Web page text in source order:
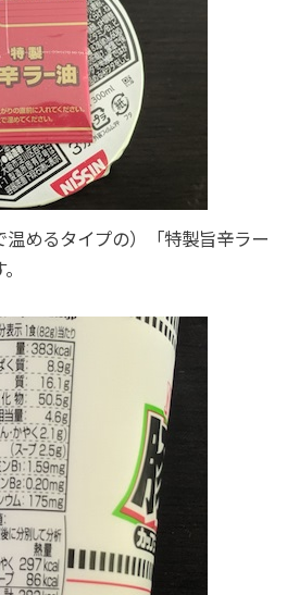
温めるタイプの）「特製旨辛ラー